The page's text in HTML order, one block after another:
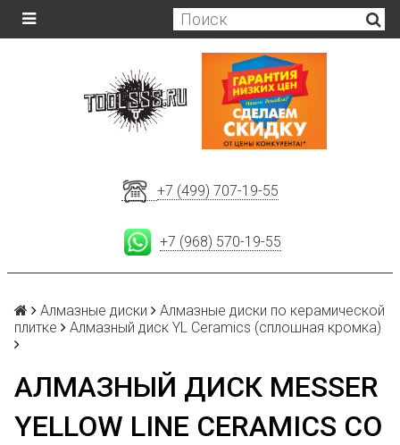
+7 (499) 707-19-55
+7 (968) 570-19-55
Алмазные диски
Алмазные диски по керамической
плитке
Алмазный диск YL Ceramics (сплошная кромка)
АЛМАЗНЫЙ ДИСК MESSER
YELLOW LINE CERAMICS СО